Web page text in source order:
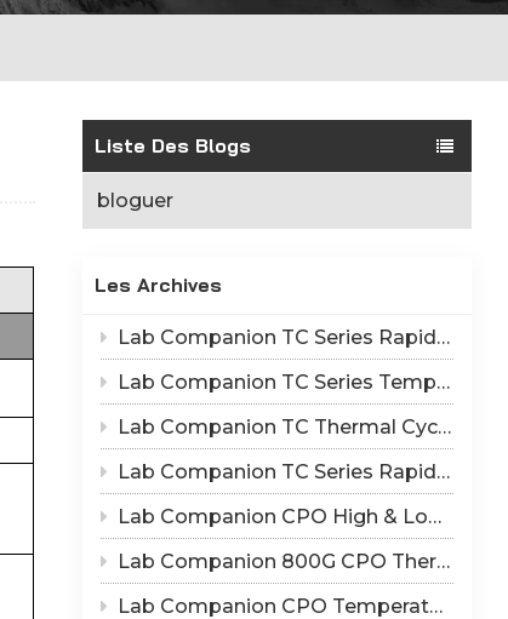
Español
日本語
Tiếng Việt
中文
Liste Des Blogs
bloguer
Les Archives
Lab Companion TC Series Rapid Thermal Cycling Chamber: Reproduce Long-Term Thermal Fatigue Failure of Electronic Devices
Lab Companion TC Series Temperature Cycling vs TS Series Thermal Shock Test Chamber – Application & Selection Guide
Lab Companion TC Thermal Cycle vs TS Thermal Shock Test: Mechanisms of Thermo-Mechanical Failure and Equipment Parameter Correlation
Lab Companion TC Series Rapid Temperature Change Chamber: 1℃/min~25℃/min | The Truth of CPO Thermal Cycling Rate
Lab Companion CPO High & Low Temperature Aging Chamber – Ultimate Solution for Silicon Photonics Long-Term Reliability Validation
Lab Companion 800G CPO Thermal Cycling Test Equipment — Reliable Solution for High-Speed Optical Device Qualification
Lab Companion CPO Temperature & Humidity Test Chambers: Reliable Environmental Testing Solutions for Co-packaged Optics Reliability Validation